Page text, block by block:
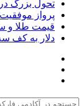
تحول بزرگ در آیفون ۱۸ پرو/ سه قابلیت رویایی که
پرواز
قیمت طلا و سکه امروز
دلار به کف